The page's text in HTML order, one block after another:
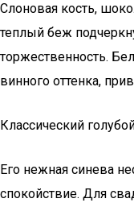
Слоновая кость,
теплый беж
торжественность.
винного оттенка,
Классический
Его нежная синева
спокойствие. Для